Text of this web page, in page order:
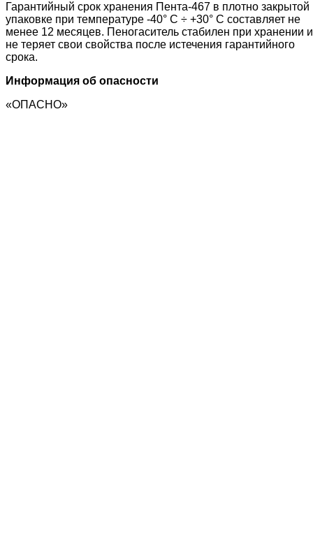
Гарантийный срок хранения Пента-467 в плотно закрытой
упаковке при температуре -40° С ÷ +30° С составляет не
менее 12 месяцев. Пеногаситель стабилен при хранении и
не теряет свои свойства после истечения гарантийного
срока.
Информация об опасности
«ОПАСНО»